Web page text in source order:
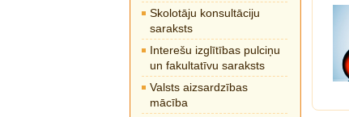
Skolotāju konsultāciju
saraksts
Interešu izglītības pulciņu
un fakultatīvu saraksts
Valsts aizsardzības
mācība